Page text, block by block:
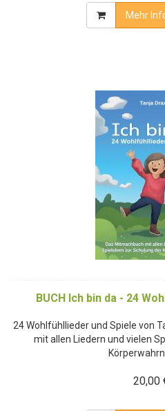
Mehr
BUCH Ich bin da - 24
24 Wohlfühllieder und Spiele von
mit allen Liedern und vielen
20,00